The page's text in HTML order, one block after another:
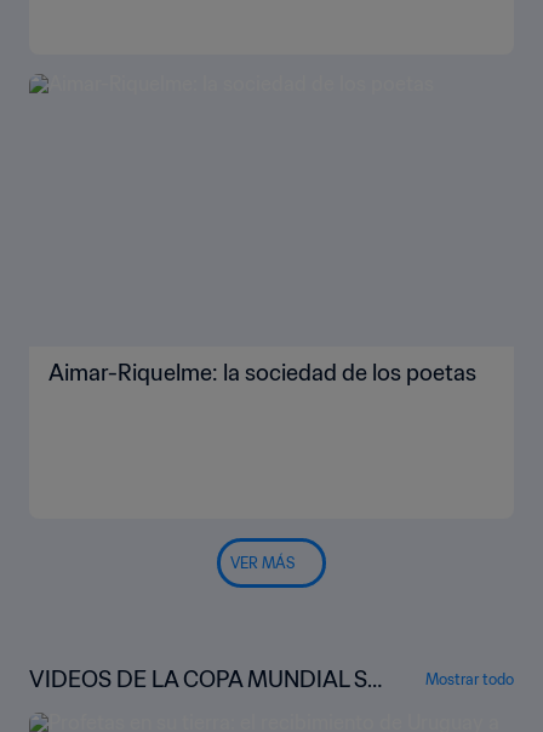
Aimar-Riquelme: la sociedad de los poetas
VER MÁS
VIDEOS DE LA COPA MUNDIAL SU
B-20 DE LA FIFA™
Mostrar todo